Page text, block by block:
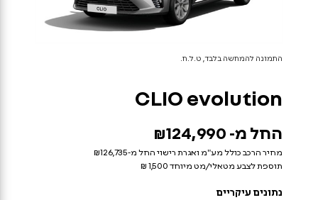
התמונה להמחשה בלבד, ט.ל.ח.
CLIOevolution
החל מ- ₪124,990
מחיר הרכב כולל מע"מ ואגרת רישוי החל מ-₪126,735
תוספת לצבע מטאלי/מט מיוחד 1,500 ₪
נתונים עיקריים